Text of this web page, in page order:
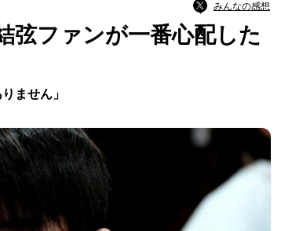
みんなの感想
弦ファンが一番心配した
ません」